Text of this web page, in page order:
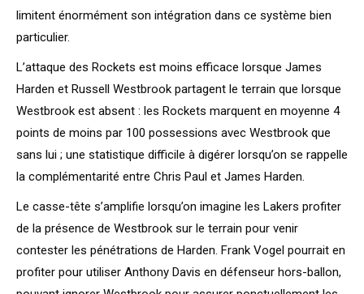
limitent énormément son intégration dans ce système bien
particulier.
L’attaque des Rockets est moins efficace lorsque James
Harden et Russell Westbrook partagent le terrain que lorsque
Westbrook est absent : les Rockets marquent en moyenne 4
points de moins par 100 possessions avec Westbrook que
sans lui ; une statistique difficile à digérer lorsqu’on se rappelle
la complémentarité entre Chris Paul et James Harden.
Le casse-tête s’amplifie lorsqu’on imagine les Lakers profiter
de la présence de Westbrook sur le terrain pour venir
contester les pénétrations de Harden. Frank Vogel pourrait en
profiter pour utiliser Anthony Davis en défenseur hors-ballon,